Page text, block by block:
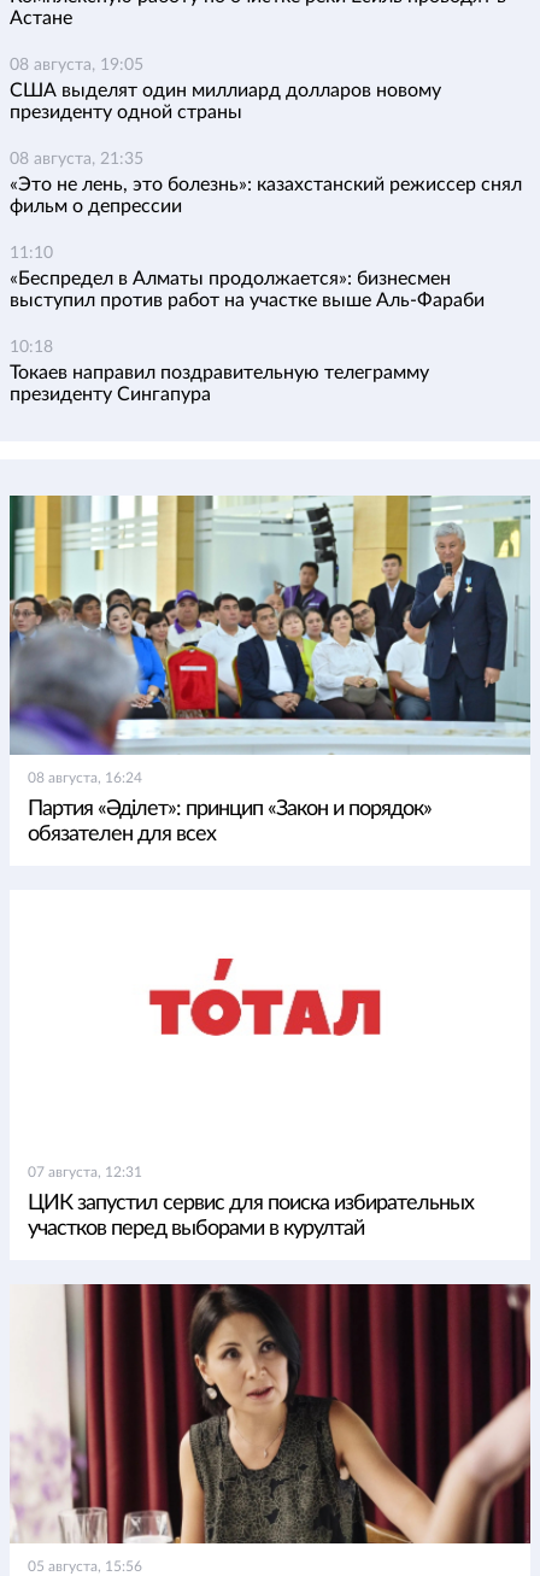
Астане
08 августа, 19:05
США выделят один миллиард долларов новому
президенту одной страны
08 августа, 21:35
«Это не лень, это болезнь»: казахстанский режиссер снял
фильм о депрессии
11:10
«Беспредел в Алматы продолжается»: бизнесмен
выступил против работ на участке выше Аль-Фараби
10:18
Токаев направил поздравительную телеграмму
президенту Сингапура
08 августа, 16:24
Партия «Әділет»: принцип «Закон и порядок»
обязателен для всех
07 августа, 12:31
ЦИК запустил сервис для поиска избирательных
участков перед выборами в курултай
05 августа, 15:56